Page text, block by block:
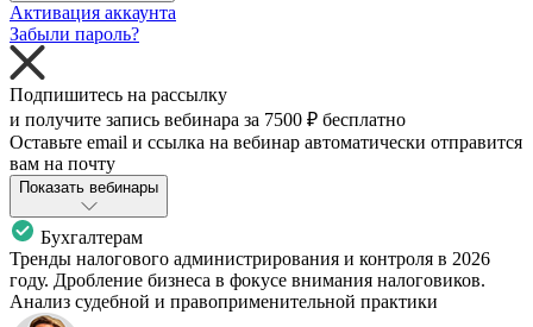
Активация аккаунта
Забыли пароль?
Подпишитесь на рассылку
и получите запись вебинара за 7500 ₽ бесплатно
Оставьте email и ссылка на вебинар автоматически отправится
вам на почту
Показать вебинары
Бухгалтерам
Тренды налогового администрирования и контроля в 2026
году. Дробление бизнеса в фокусе внимания налоговиков.
Анализ судебной и правоприменительной практики